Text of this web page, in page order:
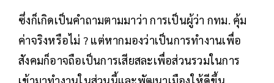
ซึ่งก็เกิดเป็นคำถามตามมาว่า การเป็นผู้ว่า กทม. คุ้ม
ค่าจริงหรือไม่ ? แต่หากมองว่าเป็นการทำงานเพื่อ
สังคมก็อาจถือเป็นการเสียสละเพื่อส่วนรวมในการ